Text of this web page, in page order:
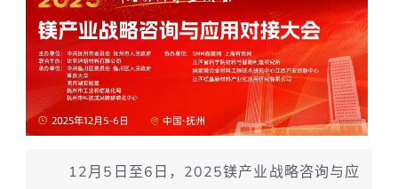
12月5日至6日，2025镁产业战略咨询与应